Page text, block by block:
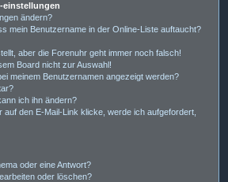
einstellungen
ändern?
mein Benutzername in der Online-Liste auftaucht?
aber die Forenuhr geht immer noch falsch!
Board nicht zur Auswahl!
meinem Benutzernamen angezeigt werden?
ich ihn ändern?
auf den E-Mail-Link klicke, werde ich aufgefordert,
oder eine Antwort?
oder löschen?